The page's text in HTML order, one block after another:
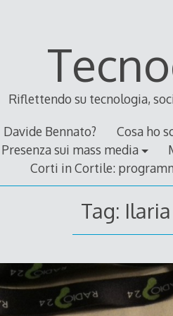
Riflettendo su tecnologia,
Davide Bennato? Cosa ho
Presenza sui mass media
Corti in Cortile:
Tag: